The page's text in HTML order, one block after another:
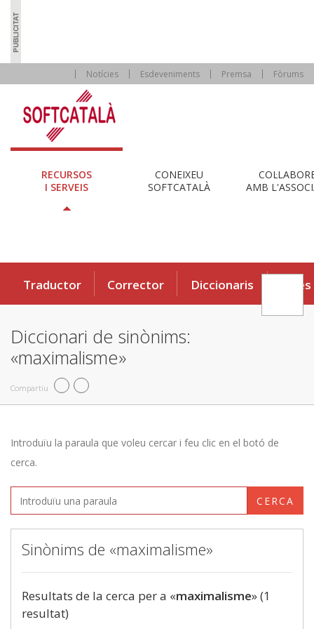
Notícies Esdeveniments Premsa Fòrums
RECURSOS
I SERVEIS
CONEIXEU
SOFTCATALÀ
AMB
Traductor Corrector Diccionaris Eines
Diccionari de sinònims:
«maximalisme»
Compartiu
Introduïu la paraula que voleu cercar i feu clic en el botó de
cerca.
CERCA
Sinònims de «maximalisme»
Resultats de la cerca per a «maximalisme» (1
resultat)